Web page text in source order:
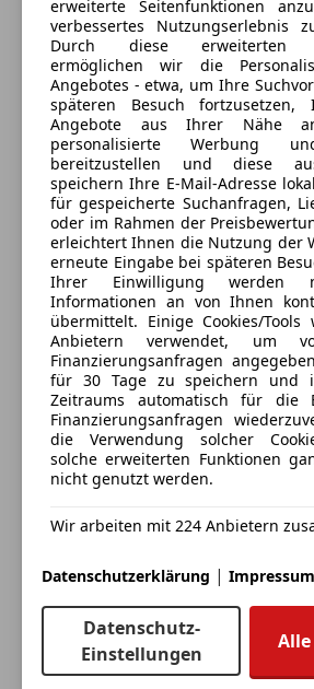
Spoiler
Sportfahrwerk
Sportsitze
Sprachsteuerung
Anbieter kontaktieren
Deine Nachricht
Eintauschwagen: Kaufen und
Schritt
Ich möchte mein Auto in
(unverbindlich).
Fahrzeugdaten hinzufügen
Dein Name
Deine E-Mail
erweiterte Seitenfunktionen
verbessertes Nutzungserlebnis
Durch diese erweiterten
ermöglichen wir die
Angebotes - etwa, um Ihre
späteren Besuch fortzusetzen,
Angebote aus Ihrer Nähe
personalisierte Werbung
bereitzustellen und diese
speichern Ihre E-Mail-Adresse
für gespeicherte Suchanfragen,
oder im Rahmen der
erleichtert Ihnen die Nutzung der
erneute Eingabe bei späteren
Ihrer Einwilligung werden
Informationen an von Ihnen
übermittelt. Einige Cookies/
Anbietern verwendet, um
Finanzierungsanfragen
für 30 Tage zu speichern und
Zeitraums automatisch für die
Finanzierungsanfragen
die Verwendung solcher
solche erweiterten Funktionen
nicht genutzt werden.
Wir arbeiten mit 224 Anbietern
Datenschutzerklärung | Impressum
Datenschutz-
Einstellungen